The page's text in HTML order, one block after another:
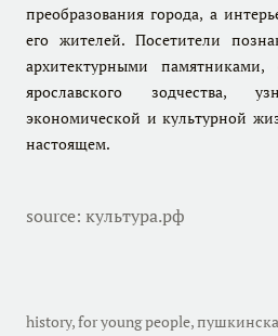
преобразования города, а
его жителей. Посетители
архитектурными
ярославского зодчества,
экономической и культурной
настоящем.
source: культура.рф
history,for young people,